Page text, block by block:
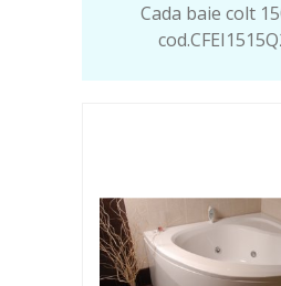
Cada baie colt